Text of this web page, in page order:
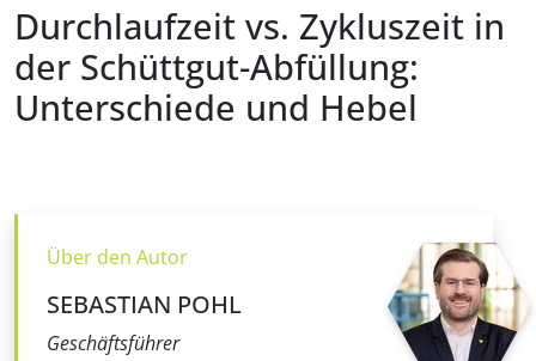
Durchlaufzeit vs. Zykluszeit in
der Schüttgut-Abfüllung:
Unterschiede und Hebel
Über den Autor
SEBASTIAN POHL
Geschäftsführer